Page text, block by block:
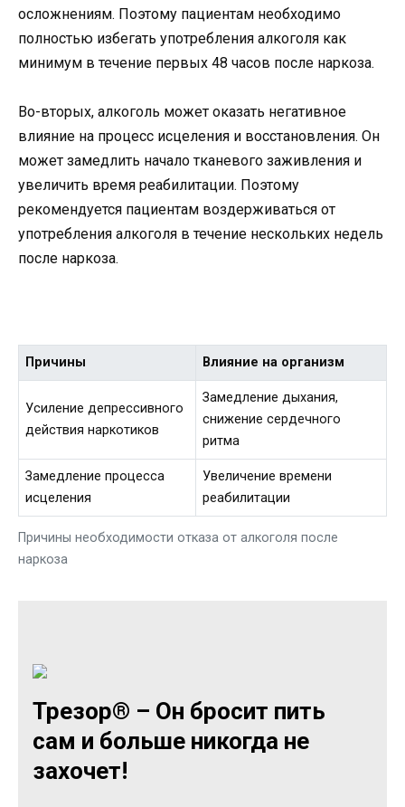
осложнениям. Поэтому пациентам необходимо
полностью избегать употребления алкоголя как
минимум в течение первых 48 часов после наркоза.
Во-вторых, алкоголь может оказать негативное
влияние на процесс исцеления и восстановления. Он
может замедлить начало тканевого заживления и
увеличить время реабилитации. Поэтому
рекомендуется пациентам воздерживаться от
употребления алкоголя в течение нескольких недель
после наркоза.
Причины необходимости отказа от алкоголя после
наркоза
Причины Влияние на организм
Усиление депрессивного
действия наркотиков
Замедление дыхания,
снижение сердечного
ритма
Замедление процесса
исцеления
Увеличение времени
реабилитации
Трезор® – Он бросит пить
сам и больше никогда не
захочет!